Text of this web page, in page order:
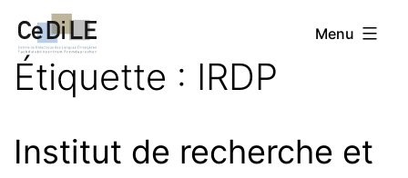
au
contenu
CeDiLE Menu
Étiquette : IRDP
Institut de recherche et